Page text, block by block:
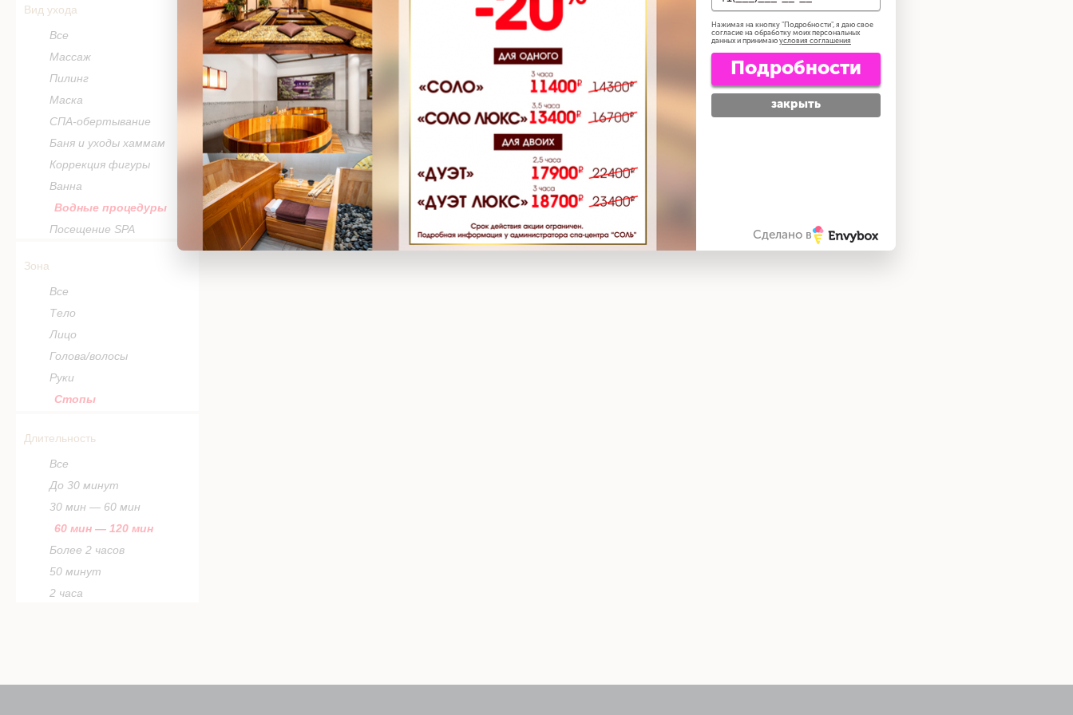
Вид ухода
Все
Массаж
Пилинг
Маска
СПА-обертывание
Баня и уходы хаммам
Коррекция фигуры
Ванна
Водные процедуры
Посещение SPA
Зона
Все
Тело
Лицо
Голова/волосы
Руки
Стопы
Длительность
Все
До 30 минут
30 мин — 60 мин
60 мин — 120 мин
Более 2 часов
50 минут
2 часа
Нажимая на кнопку "Подробности", я даю свое
согласие на обработку моих персональных
данных и принимаю условия соглашения
Подробности
закрыть
Сделано в